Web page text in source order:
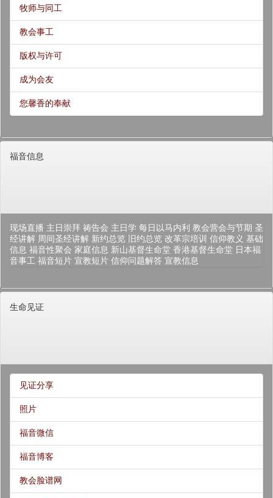
牧师与同工
教会事工
版权与许可
成为会友
您馨香的奉献
福音信息
现场直播 主日崇拜 祷告会 主日学 每日以马内利 教会营会与节期 圣
经讲解 周间圣经讲解 新约总览 旧约总览 改革宗培训 信仰教义 基础
信息 福音性聚会 家庭信息 新山基督生命堂 香港基督生命堂 日本福
音事工 福音短片 宣教短片 信仰问题解答 宣教信息
生命见证
见证分享
照片
福音微信
福音博客
教会脸谱网